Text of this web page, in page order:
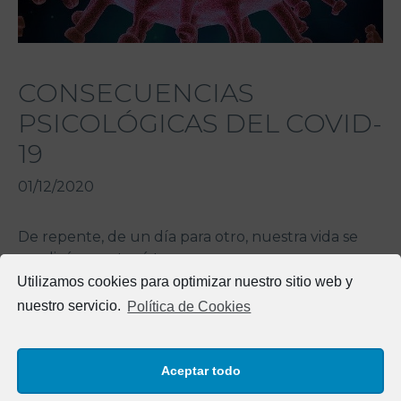
Utilizamos cookies para optimizar nuestro sitio web y
nuestro servicio. Política de Cookies
Aceptar todo
CONSECUENCIAS
PSICOLÓGICAS DEL COVID-
19
01/12/2020
De repente, de un día para otro, nuestra vida se
paralizó y nos tocó tener